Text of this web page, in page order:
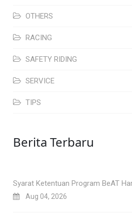
OTHERS
RACING
SAFETY RIDING
SERVICE
TIPS
Berita Terbaru
Syarat Ketentuan Program BeAT
Aug 04, 2026